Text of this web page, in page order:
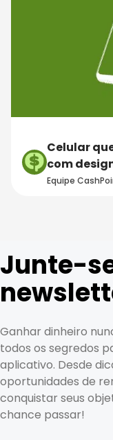
Celular
com
Equipe
Junte-
Ganhar dinheiro
todos os segredos
aplicativo. Desde
oportunidades de
conquistar seus
chance passar!